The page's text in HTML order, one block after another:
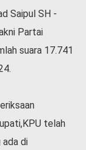
Saipul SH -
Partai
suara 17.741
telah
ada di